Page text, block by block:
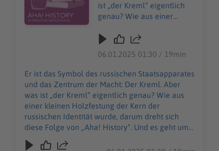
ist „der Kreml“ eigentlich
genau? Wie aus einer
Kern der russischen
dreht sich diese Folge von
„Aha! History“. Und es geht
um einen teuren
Modeklassiker, den man
nicht einfach kaufen kann:
Die Birkin Bag. "Aha! History
– Zehn Minuten Geschichte"
ist der neue History-
06.01.2025 01:30 / 19min
Er ist das Symbol des russischen Staatsapparates
und das Zentrum der Macht: Der Kreml. Aber
was ist „der Kreml“ eigentlich genau? Wie aus
einer kleinen Holzfestung der Kern der
russischen Identität wurde, darum dreht sich
diese Folge von „Aha! History“. Und es geht um
einen teuren Modeklassiker, den man nicht
einfach kaufen kann: Die Birkin Bag. "Aha!